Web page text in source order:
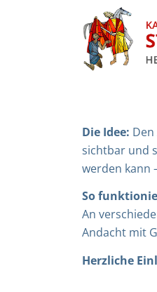
Die Idee:
sichtbar und
werden kann
So
An
Andacht mit
Herzliche